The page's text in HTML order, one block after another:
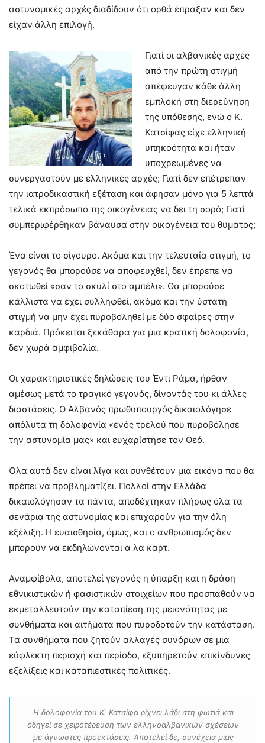
αστυνομικές αρχές διαδίδουν ότι ορθά έπραξαν και δεν
είχαν άλλη επιλογή.
Γιατί οι αλβανικές αρχές
από την πρώτη στιγμή
απέφευγαν κάθε άλλη
εμπλοκή στη διερεύνηση
της υπόθεσης, ενώ ο Κ.
Κατσίφας είχε ελληνική
υπηκοότητα και ήταν
υποχρεωμένες να
συνεργαστούν με ελληνικές αρχές; Γιατί δεν επέτρεπαν
την ιατροδικαστική εξέταση και άφησαν μόνο για 5 λεπτά
τελικά εκπρόσωπο της οικογένειας να δει τη σορό; Γιατί
συμπεριφέρθηκαν βάναυσα στην οικογένεια του θύματος;
Ένα είναι το σίγουρο. Ακόμα και την τελευταία στιγμή, το
γεγονός θα μπορούσε να αποφευχθεί, δεν έπρεπε να
σκοτωθεί «σαν το σκυλί στο αμπέλι». Θα μπορούσε
κάλλιστα να έχει συλληφθεί, ακόμα και την ύστατη
στιγμή να μην έχει πυροβοληθεί με δύο σφαίρες στην
καρδιά. Πρόκειται ξεκάθαρα για μια κρατική δολοφονία,
δεν χωρά αμφιβολία.
Οι χαρακτηριστικές δηλώσεις του Έντι Ράμα, ήρθαν
αμέσως μετά το τραγικό γεγονός, δίνοντάς του κι άλλες
διαστάσεις. Ο Αλβανός πρωθυπουργός δικαιολόγησε
απόλυτα τη δολοφονία «ενός τρελού που πυροβόλησε
την αστυνομία μας» και ευχαρίστησε τον Θεό.
Όλα αυτά δεν είναι λίγα και συνθέτουν μια εικόνα που θα
πρέπει να προβληματίζει. Πολλοί στην Ελλάδα
δικαιολόγησαν τα πάντα, αποδέχτηκαν πλήρως όλα τα
σενάρια της αστυνομίας και επιχαρούν για την όλη
εξέλιξη. Η ευαισθησία, όμως, και ο ανθρωπισμός δεν
μπορούν να εκδηλώνονται α λα καρτ.
Αναμφίβολα, αποτελεί γεγονός η ύπαρξη και η δράση
εθνικιστικών ή φασιστικών στοιχείων που προσπαθούν να
εκμεταλλευτούν την καταπίεση της μειονότητας με
συνθήματα και αιτήματα που πυροδοτούν την κατάσταση.
Τα συνθήματα που ζητούν αλλαγές συνόρων σε μια
εύφλεκτη περιοχή και περίοδο, εξυπηρετούν επικίνδυνες
εξελίξεις και καταπιεστικές πολιτικές.
Η δολοφονία του Κ. Κατσίφα ρίχνει λάδι στη φωτιά και
οδηγεί σε χειροτέρευση των ελληνοαλβανικών σχέσεων
με άγνωστες προεκτάσεις. Αποτελεί δε, συνέχεια μιας